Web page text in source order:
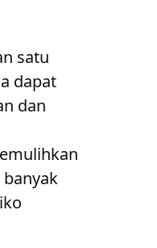
satu
dapat
dan